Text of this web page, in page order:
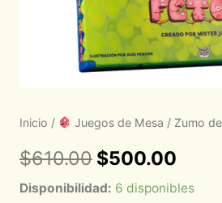
Inicio / Juegos de Mesa / Zumo
$610.00
$610.00.
$500.00
Disponibilidad: 6 disponibles